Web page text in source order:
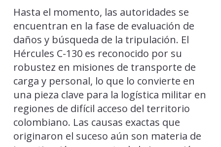
Hasta el momento, las autoridades se
encuentran en la fase de evaluación de
daños y búsqueda de la tripulación. El
Hércules C-130 es reconocido por su
robustez en misiones de transporte de
carga y personal, lo que lo convierte en
una pieza clave para la logística militar en
regiones de difícil acceso del territorio
colombiano. Las causas exactas que
originaron el suceso aún son materia de